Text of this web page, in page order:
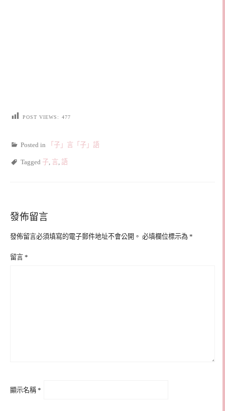
POST VIEWS: 477
Posted in 「子」言「子」語
Tagged 子, 言, 語
發佈留言
發佈留言必須填寫的電子郵件地址不會公開。 必填欄位標示為 *
留言 *
顯示名稱 *